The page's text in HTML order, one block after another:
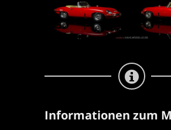
Bburago
|
1:18
Informationen zum